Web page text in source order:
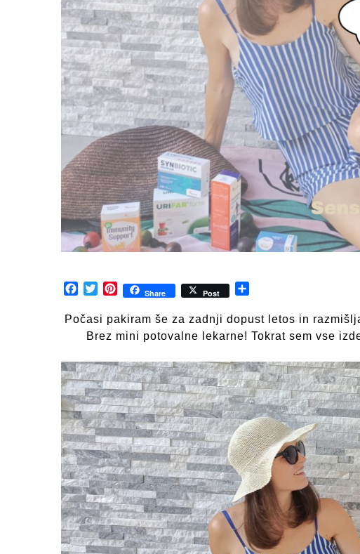
Facebook
TwitterPinterest
Share Post
Počasi pakiram še za zadnji dopust letos in
Brez mini potovalne lekarne! Tokrat sem vse